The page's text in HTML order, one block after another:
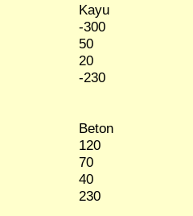
Kayu
-300
50
20
-230
Beton
120
70
40
230